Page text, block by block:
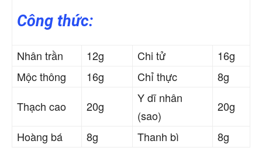
Công thức:
Nhân trần 12g Chi tử
16g
Mộc thông
16g Chỉ thực
8g
Thạch cao
20g
Y dĩ nhân
(sao)
20g
Hoàng bá
8g Thanh bì 8g